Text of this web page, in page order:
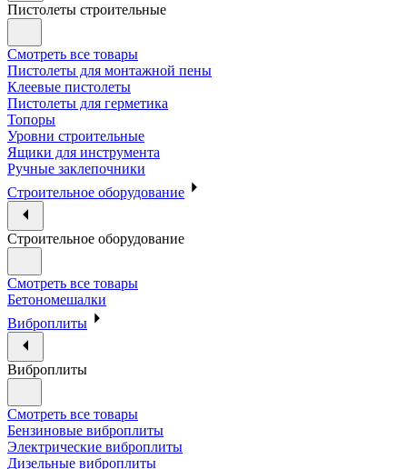
Пистолеты строительные
Смотреть все товары
Пистолеты для монтажной пены
Клеевые пистолеты
Пистолеты для герметика
Топоры
Уровни строительные
Ящики для инструмента
Ручные заклепочники
Строительное оборудование
Строительное оборудование
Смотреть все товары
Бетономешалки
Виброплиты
Виброплиты
Смотреть все товары
Бензиновые виброплиты
Электрические виброплиты
Дизельные виброплиты